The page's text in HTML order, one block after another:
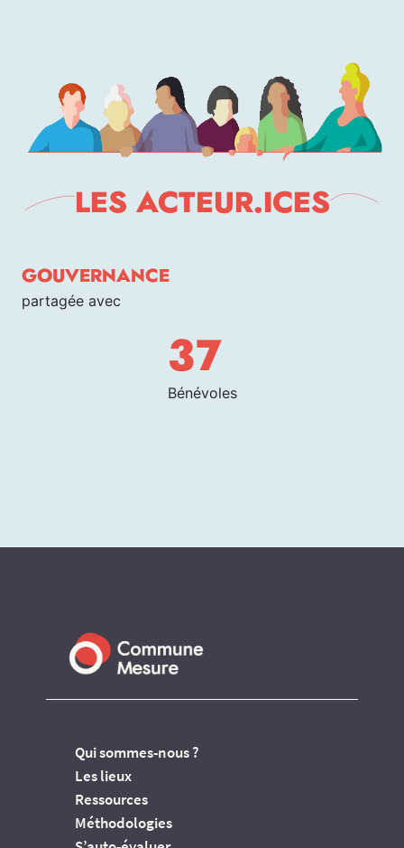
LES ACTEUR.ICES
GOUVERNANCE
partagée avec
37
Bénévoles
Qui sommes-nous ?
Les lieux
Ressources
Méthodologies